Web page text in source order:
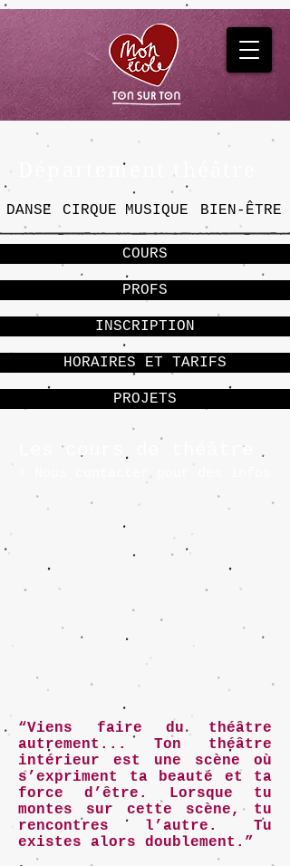
Département théâtre
DANSE CIRQUE MUSIQUE BIEN-ÊTRE
COURS
PROFS
INSCRIPTION
HORAIRES ET TARIFS
PROJETS
Les cours de théâtre
“Viens faire du théâtre
autrement... Ton théâtre
intérieur est une scène où
s’expriment ta beauté et ta
force d’être. Lorsque tu
montes sur cette scène, tu
rencontres l’autre. Tu
existes alors doublement.”